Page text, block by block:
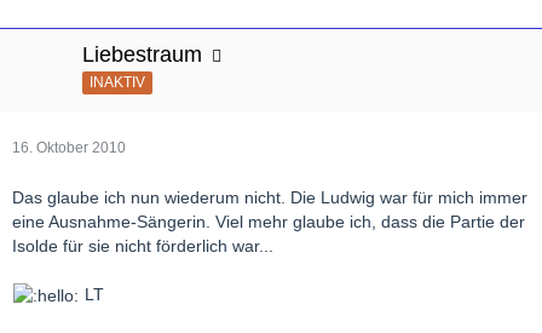
Liebestraum
INAKTIV
16. Oktober 2010
Das glaube ich nun wiederum nicht. Die Ludwig war für mich immer
eine Ausnahme-Sängerin. Viel mehr glaube ich, dass die Partie der
Isolde für sie nicht förderlich war...
LT